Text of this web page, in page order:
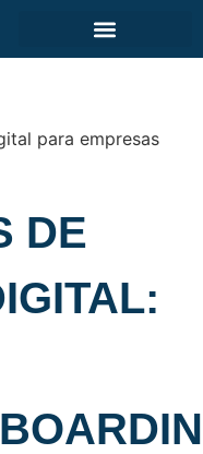
DE